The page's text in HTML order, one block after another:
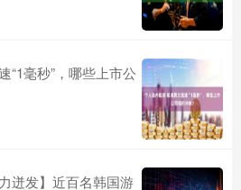
“1毫秒”，哪些上市公
迸发】近百名韩国游